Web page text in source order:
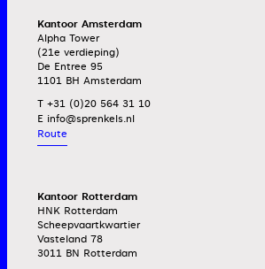
Kantoor Amsterdam
Alpha Tower
(21e verdieping)
De Entree 95
1101 BH Amsterdam
T +31 (0)20 564 31 10
E
Route
Kantoor Rotterdam
HNK Rotterdam
Scheepvaartkwartier
Vasteland 78
3011 BN Rotterdam